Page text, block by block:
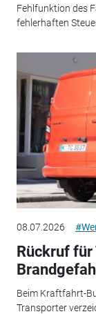
Fehlfunktion des
fehlerhaften
08.07.2026
Rückruf
Beim Kraftfahrt-
Transporter